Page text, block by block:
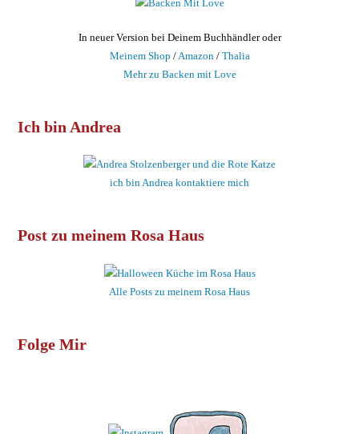
In neuer Version bei Deinem Buchhändler oder
Meinem Shop / Amazon / Thalia
Mehr zu Backen mit Love
Ich bin Andrea
ich bin Andrea kontaktiere mich
Post zu meinem Rosa Haus
Alle Posts zu meinem Rosa Haus
Folge Mir